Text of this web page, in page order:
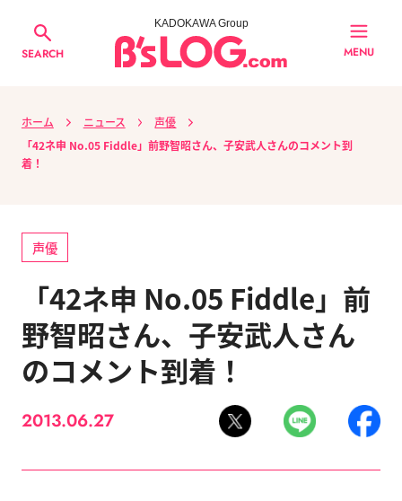
SEARCH
KADOKAWA Group
MENU
ホーム ニュース
声優
「42ネ申 No.05 Fiddle」前野智昭さん、子安武人さんのコメント到
着！
声優
「42ネ申 No.05 Fiddle」前
野智昭さん、子安武人さん
のコメント到着！
2013.06.27